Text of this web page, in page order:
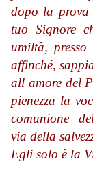
dopo la prova
tuo Signore
umiltà,
affinché,
all amore del
pienezza la
comunione
via della
Egli solo è la